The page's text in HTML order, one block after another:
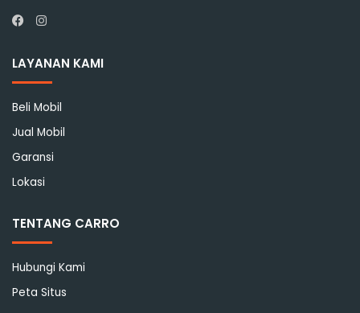
Instagram
LAYANAN KAMI
Beli Mobil
Jual Mobil
Garansi
Lokasi
TENTANG CARRO
Hubungi Kami
Peta Situs